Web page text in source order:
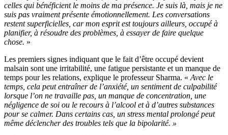
celles qui bénéficient le moins de ma présence. Je suis là, mais je ne
suis pas vraiment présente émotionnellement. Les conversations
restent superficielles, car mon esprit est toujours ailleurs, occupé à
planifier, à résoudre des problèmes, à essayer de faire quelque
chose. »
Les premiers signes indiquant que le fait d’être occupé devient
malsain sont une irritabilité, une fatigue persistante et un manque de
temps pour les relations, explique le professeur Sharma. « Avec le
temps, cela peut entraîner de l’anxiété, un sentiment de culpabilité
lorsque l’on ne travaille pas, un manque de concentration, une
négligence de soi ou le recours à l’alcool et à d’autres substances
pour se calmer. Dans certains cas, un stress mental prolongé peut
même déclencher des troubles tels que la bipolarité. »